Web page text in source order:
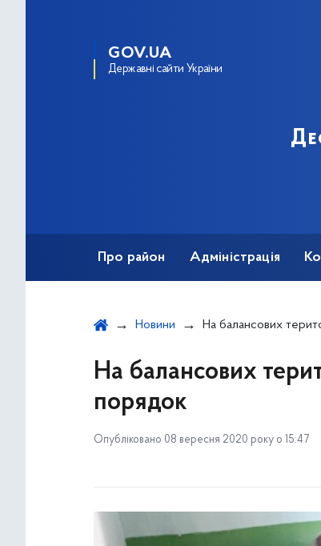
GOV.UA
Державні сайти України
Про район Адміністрація
Новини На балансових територіях
На балансових
порядок
Опубліковано 08 вересня 2020 року о 15:47